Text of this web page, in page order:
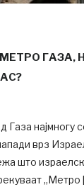
ГАЗА,
Газа најмногу
врз
што
„Метро